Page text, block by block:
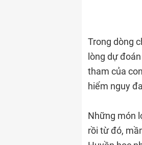
Trong dòng
lòng dự
tham của
hiểm nguy
Những món
rồi từ đó,